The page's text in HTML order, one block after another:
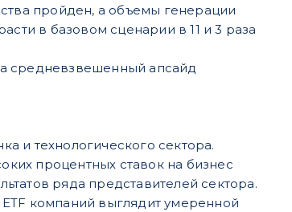
пройден, а объемы генерации
в базовом сценарии в 11 и 3 раза
средневзвешенный апсайд
и технологического сектора.
процентных ставок на бизнес
ряда представителей сектора.
компаний выглядит умеренной